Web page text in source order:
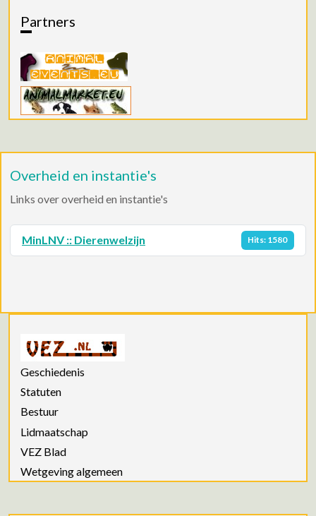
Partners
Overheid en instantie's
Links over overheid en instantie's
MinLNV :: Dierenwelzijn Hits: 1580
Geschiedenis
Statuten
Bestuur
Lidmaatschap
VEZ Blad
Wetgeving algemeen